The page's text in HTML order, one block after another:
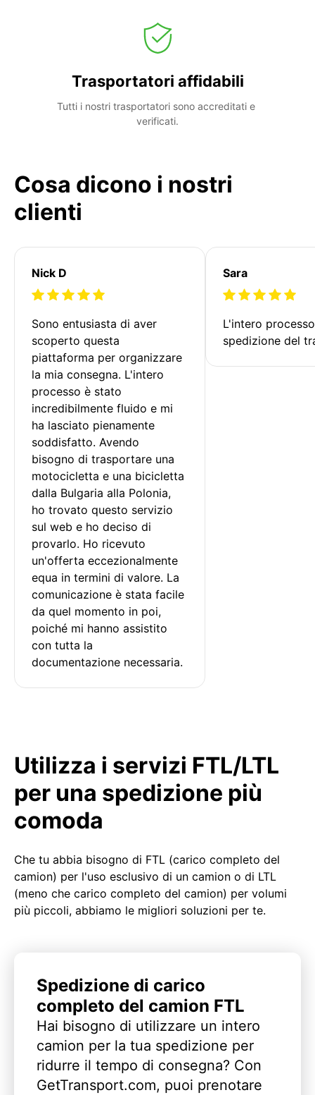
Trasportatori affidabili
Tutti i nostri trasportatori sono accreditati e
verificati.
Cosa dicono i nostri
clienti
Nick D
Sono entusiasta di aver
scoperto questa
piattaforma per organizzare
la mia consegna. L'intero
processo è stato
incredibilmente fluido e mi
ha lasciato pienamente
soddisfatto. Avendo
bisogno di trasportare una
motocicletta e una bicicletta
dalla Bulgaria alla Polonia,
ho trovato questo servizio
sul web e ho deciso di
provarlo. Ho ricevuto
un'offerta eccezionalmente
equa in termini di valore. La
comunicazione è stata facile
da quel momento in poi,
poiché mi hanno assistito
con tutta la
documentazione necessaria.
Sara
L'intero
spedizione del
Utilizza i servizi FTL/LTL
per una spedizione più
comoda
Che tu abbia bisogno di FTL (carico completo del
camion) per l'uso esclusivo di un camion o di LTL
(meno che carico completo del camion) per volumi
più piccoli, abbiamo le migliori soluzioni per te.
Spedizione di carico
completo del camion FTL
Hai bisogno di utilizzare un intero
camion per la tua spedizione per
ridurre il tempo di consegna? Con
GetTransport.com, puoi prenotare